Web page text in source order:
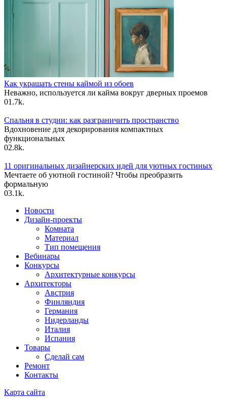
Как украшать стены каймой из обоев
Неважно, используется ли кайма вокруг дверных проемов
01.7k.
Спальня в студии: как разграничить пространство
Вдохновение для декорирования компактных
функциональных
02.8k.
11 оригинальных дизайнерских идей для уютных гостиных
Мечтаете об уютной гостиной? Чтобы преобразить
формальную
03.1k.
Новости
Дизайн-проекты
Комната
Материал
Тип помещения
Вебинары
Конкурсы
Архитектурные конкурсы
Архитекторы
Австрия
Финляндия
Германия
Нидерланды
Италия
Испания
Товары
Сделай сам
Ремонт
Контакты
Карта сайта